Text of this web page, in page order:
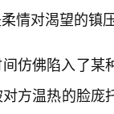
情对渴望的镇
仿佛陷入了某
方温热的脸